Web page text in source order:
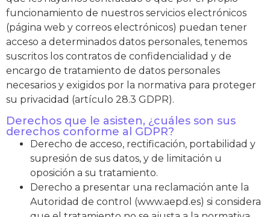
funcionamiento de nuestros servicios electrónicos
(página web y correos electrónicos) puedan tener
acceso a determinados datos personales, tenemos
suscritos los contratos de confidencialidad y de
encargo de tratamiento de datos personales
necesarios y exigidos por la normativa para proteger
su privacidad (artículo 28.3 GDPR).
Derechos que le asisten, ¿cuáles son sus
derechos conforme al GDPR?
Derecho de acceso, rectificación, portabilidad y
supresión de sus datos, y de limitación u
oposición a su tratamiento.
Derecho a presentar una reclamación ante la
Autoridad de control (www.aepd.es) si considera